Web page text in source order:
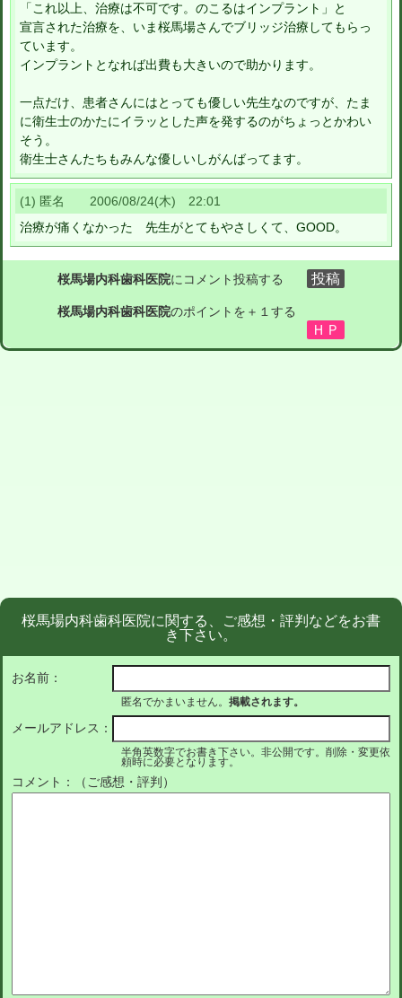
「これ以上、治療は不可です。のこるはインプラント」と
宣言された治療を、いま桜馬場さんでブリッジ治療してもらっ
ています。
インプラントとなれば出費も大きいので助かります。
一点だけ、患者さんにはとっても優しい先生なのですが、たま
に衛生士のかたにイラッとした声を発するのがちょっとかわい
そう。
衛生士さんたちもみんな優しいしがんばってます。
(1) 匿名 2006/08/24(木) 22:01
治療が痛くなかった 先生がとてもやさしくて、GOOD。
桜馬場内科歯科医院にコメント投稿する
桜馬場内科歯科医院のポイントを＋１する
桜馬場内科歯科医院に関する、ご感想・評判などをお書
き下さい。
お名前：
匿名でかまいません。 掲載されます。
メールアドレス：
半角英数字でお書き下さい。非公開です。削除・変更依
頼時に必要となります。
コメント：（ご感想・評判）